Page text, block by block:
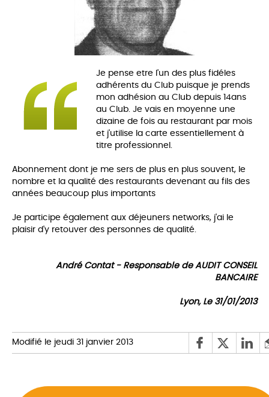
Je pense etre l'un des plus fidéles
adhérents du Club puisque je prends
mon adhésion au Club depuis 14ans
au Club. Je vais en moyenne une
dizaine de fois au restaurant par mois
et j'utilise la carte essentiellement à
titre professionnel.
Abonnement dont je me sers de plus en plus souvent, le
nombre et la qualité des restaurants devenant au fils des
années beaucoup plus importants
Je participe également aux déjeuners networks, j'ai le
plaisir d'y retouver des personnes de qualité.
André Contat - Responsable de AUDIT CONSEIL
BANCAIRE
Lyon, Le 31/01/2013
Modifié le jeudi 31 janvier 2013